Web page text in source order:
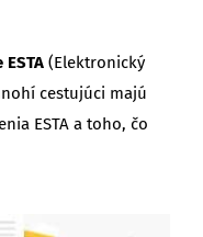
(Elektronický
cestujúci majú
ESTA a toho, čo